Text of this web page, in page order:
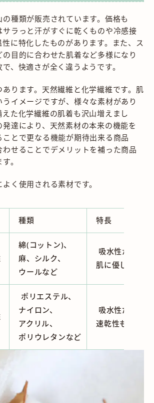
種類が販売されています。価格も
ラっと汗がすぐに乾くものや冷感接
に特化したものがあります。また、ス
目的に合わせた肌着など多様になり
、快適さが全く違うようです。
ります。天然繊維と化学繊維です。肌
イメージですが、様々な素材があり
えた化学繊維の肌着も沢山増えまし
達により、天然素材の本来の機能を
とで更なる機能が期待出来る商品
せることでデメリットを補った商品
。
く使用される素材です。
種類 特長
綿(コットン)、
麻、シルク、
ウールなど
吸水性がよく、
肌に優しいのが
ポリエステル、
ナイロン、
アクリル、
ポリウレタンなど
吸水性だけで
速乾性もあるの